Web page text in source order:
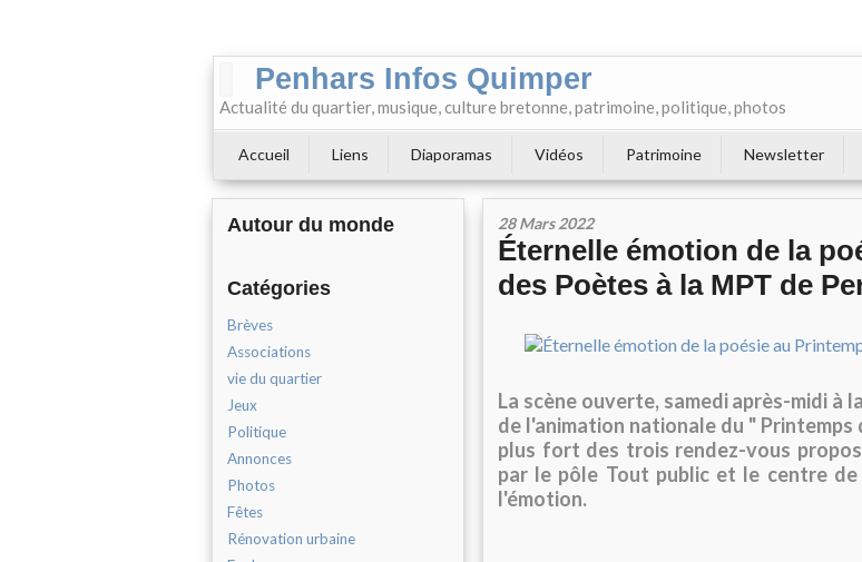
Penhars Infos Quimper
Actualité du quartier, musique, culture bretonne, patrimoine, politique, photos
Accueil Liens Diaporamas Vidéos Patrimoine Newsletter
Autour du monde
Catégories
Brèves
Associations
vie du quartier
Jeux
Politique
Annonces
Photos
Fêtes
Rénovation urbaine
28 Mars 2022
Éternelle émotion de la
des Poètes à la MPT de
La scène ouverte, samedi après-midi à
de l'animation nationale du "
plus fort des trois rendez-vous
par le pôle Tout public et le centre
l'émotion.